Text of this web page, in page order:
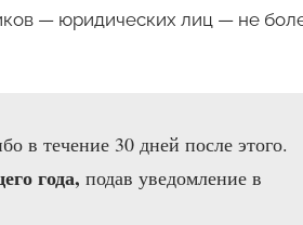
— юридических лиц — не
в течение 30 дней после этого.
года, подав уведомление в